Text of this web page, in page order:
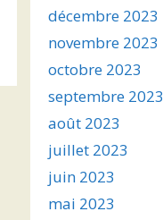
décembre 2023
novembre 2023
octobre 2023
septembre 2023
août 2023
juillet 2023
juin 2023
mai 2023